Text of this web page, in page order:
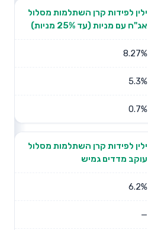
ילין לפידות קרן השתלמות מסלול
אג"ח עם מניות (עד 25% מניות)
8.27%
5.3%
0.7%
ילין לפידות קרן השתלמות מסלול
עוקב מדדים גמיש
6.2%
—